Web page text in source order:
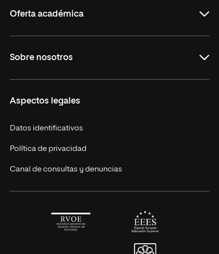
Oferta académica
Licenciaturas en línea
Másteres Europeos
Cursos Europeos
Títulos Americanos
Alianza Newman
Sobre nosotros
Nuestros alumnos
Únete a nosotros
Actualidad
Solicita información
Aspectos legales
Datos identificativos
Política de privacidad
Canal de consultas y denuncias